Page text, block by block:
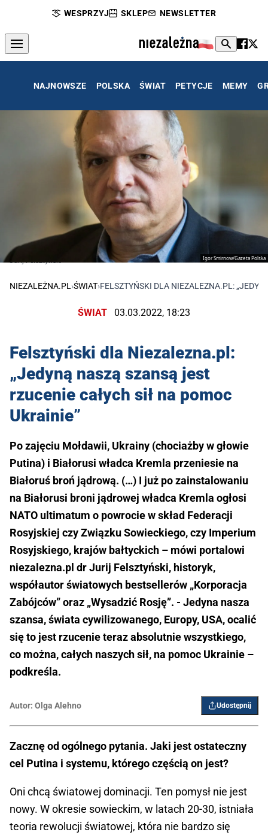
WESPRZYJ SKLEP NEWSLETTER
NAJNOWSZE POLSKA ŚWIAT PETYCJE MEMY
Igor Smirnow/Gazeta Polska
Jurij Felsztyński
NIEZALEŻNA.PL ›ŚWIAT›FELSZTYŃSKI DLA NIEZALEZNA.PL:
ŚWIAT 03.03.2022, 18:23
Felsztyński dla Niezalezna.pl:
„Jedyną naszą szansą jest
rzucenie całych sił na pomoc
Ukrainie”
Po zajęciu Mołdawii, Ukrainy (chociażby w głowie
Putina) i Białorusi władca Kremla przeniesie na
Białoruś broń jądrową. (…) I już po zainstalowaniu
na Białorusi broni jądrowej władca Kremla ogłosi
NATO ultimatum o powrocie w skład Federacji
Rosyjskiej czy Związku Sowieckiego, czy Imperium
Rosyjskiego, krajów bałtyckich – mówi portalowi
niezalezna.pl dr Jurij Felsztyński, historyk,
współautor światowych bestsellerów „Korporacja
Zabójców” oraz „Wysadzić Rosję”. - Jedyna nasza
szansa, świata cywilizowanego, Europy, USA, ocalić
się to jest rzucenie teraz absolutnie wszystkiego,
co można, całych naszych sił, na pomoc Ukrainie –
podkreśla.
Autor: Olga Alehno Udostępnij
Zacznę od ogólnego pytania. Jaki jest ostateczny
cel Putina i systemu, którego częścią on jest?
Oni chcą światowej dominacji. Ten pomysł nie jest
nowy. W okresie sowieckim, w latach 20-30, istniała
teoria rewolucji światowej, która nie bardzo się